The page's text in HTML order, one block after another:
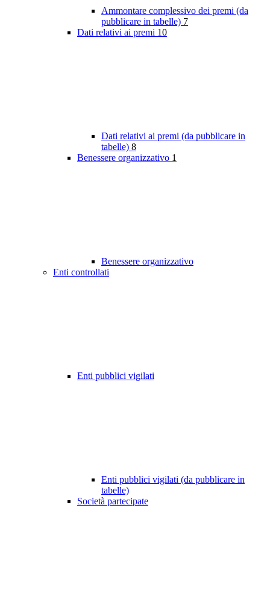
Ammontare complessivo dei premi (da
pubblicare in tabelle) 7
Dati relativi ai premi 10
Dati relativi ai premi (da pubblicare in
tabelle) 8
Benessere organizzativo 1
Benessere organizzativo
Enti controllati
Enti pubblici vigilati
Enti pubblici vigilati (da pubblicare in
tabelle)
Società partecipate